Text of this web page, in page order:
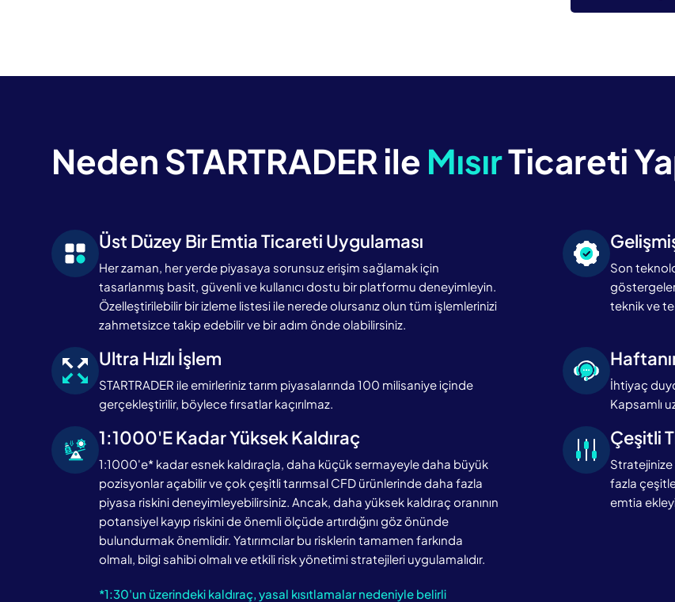
Neden STARTRADER ile MısırTicareti
Üst Düzey Bir Emtia Ticareti Uygulaması
Her zaman, her yerde piyasaya sorunsuz erişim sağlamak için
tasarlanmış basit, güvenli ve kullanıcı dostu bir platformu deneyimleyin.
Özelleştirilebilir bir izleme listesi ile nerede olursanız olun tüm işlemlerinizi
zahmetsizce takip edebilir ve bir adım önde olabilirsiniz.
Son
teknik ve
Ultra Hızlı İşlem
STARTRADER ile emirleriniz tarım piyasalarında 100 milisaniye içinde
gerçekleştirilir, böylece fırsatlar kaçırılmaz.
İhtiyaç
Kapsamlı
1:1000'e Kadar Yüksek Kaldıraç
1:1000'e* kadar esnek kaldıraçla, daha küçük sermayeyle daha büyük
pozisyonlar açabilir ve çok çeşitli tarımsal CFD ürünlerinde daha fazla
piyasa riskini deneyimleyebilirsiniz. Ancak, daha yüksek kaldıraç oranının
potansiyel kayıp riskini de önemli ölçüde artırdığını göz önünde
bulundurmak önemlidir. Yatırımcılar bu risklerin tamamen farkında
olmalı, bilgi sahibi olmalı ve etkili risk yönetimi stratejileri uygulamalıdır.
*1:30'un üzerindeki kaldıraç, yasal kısıtlamalar nedeniyle belirli
Çeşitli
Stratejinize
fazla
emtia